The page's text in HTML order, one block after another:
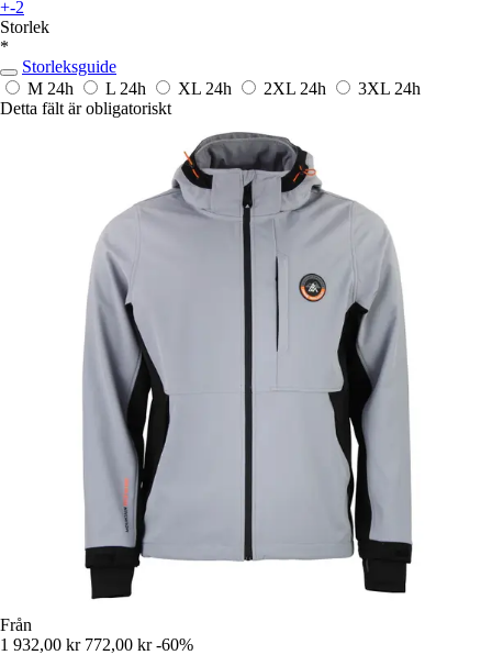
+-2
Storlek
*
Storleksguide
M 24h L 24h XL 24h 2XL 24h 3XL 24h
Detta fält är obligatoriskt
Från
1 932,00 kr 772,00 kr -60%